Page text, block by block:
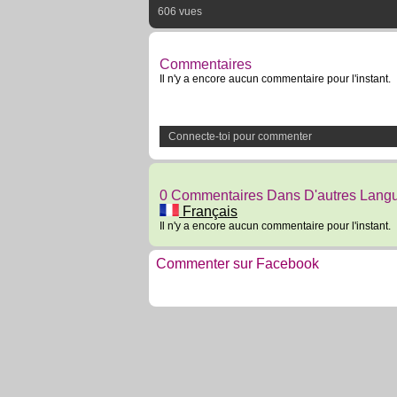
606 vues
Commentaires
Il n'y a encore aucun commentaire pour l'instant.
Connecte-toi pour commenter
0 Commentaires Dans D'autres
Français
Il n'y a encore aucun commentaire pour l'instant.
Commenter sur Facebook